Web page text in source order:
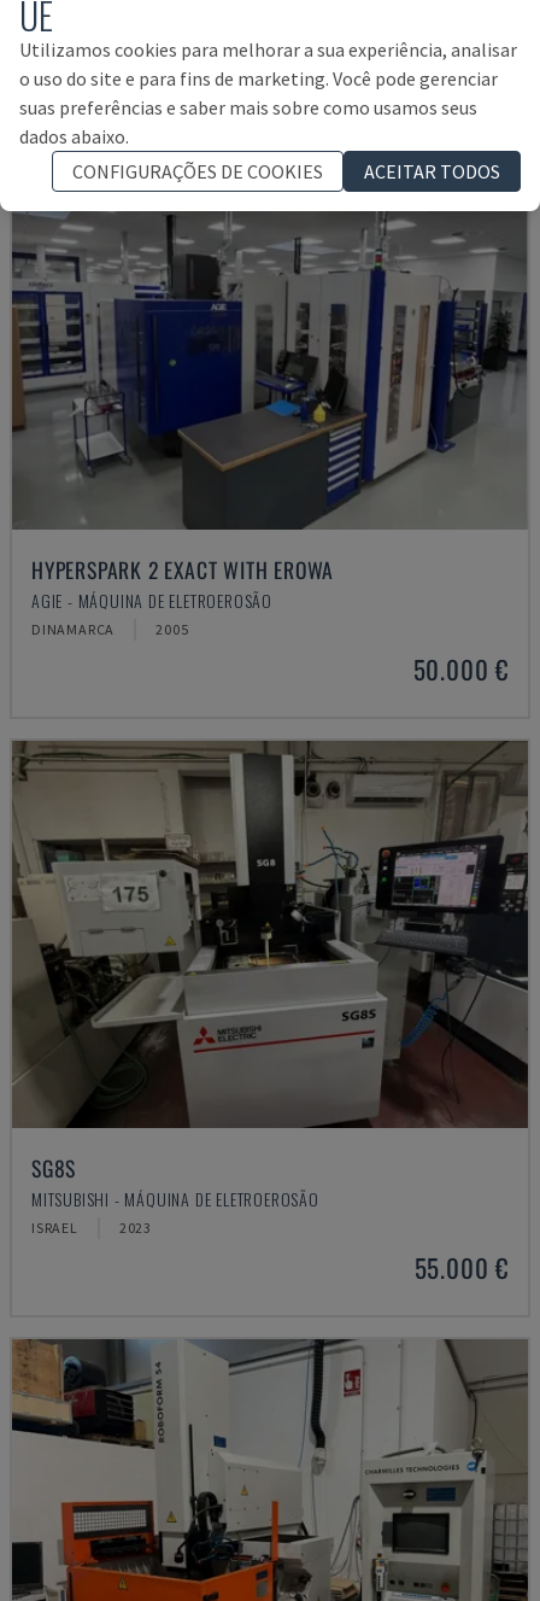
HUNGRIA
35.000 €
HYPERSPARK 2 EXACT WITH EROWA
AGIE - MÁQUINA DE ELETROEROSÃO
DINAMARCA 2005
50.000 €
SG8S
MITSUBISHI - MÁQUINA DE ELETROEROSÃO
ISRAEL 2023
55.000 €
UE
Utilizamos cookies para melhorar a sua experiência, analisar
o uso do site e para fins de marketing. Você pode gerenciar
suas preferências e saber mais sobre como usamos seus
dados abaixo.
CONFIGURAÇÕES DE COOKIES
ACEITAR TODOS